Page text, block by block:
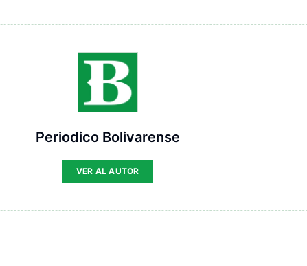
Periodico Bolivarense
VER AL AUTOR